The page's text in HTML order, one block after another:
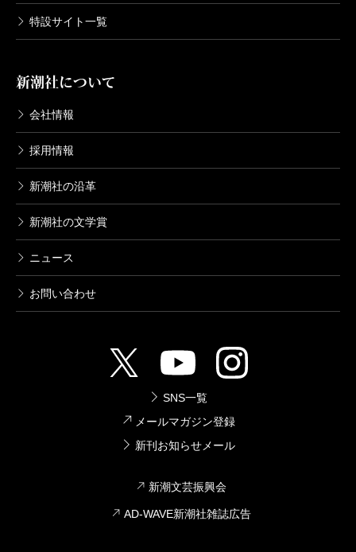
特設サイト一覧
新潮社について
会社情報
採用情報
新潮社の沿革
新潮社の文学賞
ニュース
お問い合わせ
SNS一覧
メールマガジン登録
新刊お知らせメール
新潮文芸振興会
AD-WAVE新潮社雑誌広告